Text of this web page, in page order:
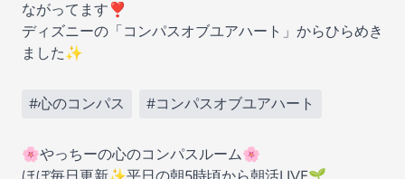
ながってます❣️
ディズニーの「コンパスオブユアハート」からひらめき
ました✨
#心のコンパス #コンパスオブユアハート
🌸やっちーの心のコンパスルーム🌸